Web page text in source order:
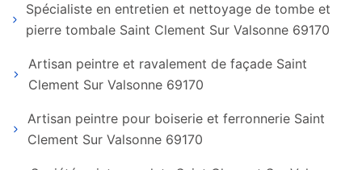
Spécialiste en entretien et nettoyage de tombe et
pierre tombale Saint Clement Sur Valsonne 69170
Artisan peintre et ravalement de façade Saint
Clement Sur Valsonne 69170
Artisan peintre pour boiserie et ferronnerie Saint
Clement Sur Valsonne 69170